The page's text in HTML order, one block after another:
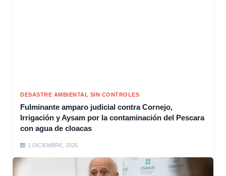
DESASTRE AMBIENTAL SIN CONTROLES
Fulminante amparo judicial contra Cornejo,
Irrigación y Aysam por la contaminación del Pescara
con agua de cloacas
1 DICIEMBRE, 2025